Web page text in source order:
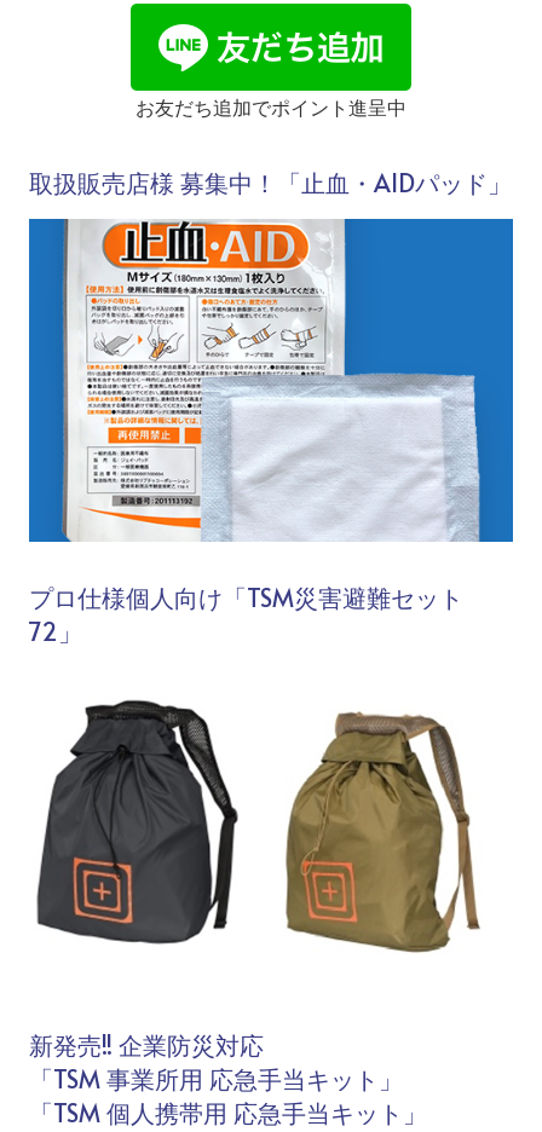
お友だち追加でポイント進呈中
取扱販売店様 募集中！「止血・AIDパッド」
プロ仕様個人向け「TSM災害避難セット
72」
新発売!! 企業防災対応
「TSM 事業所用 応急手当キット」
「TSM 個人携帯用 応急手当キット」